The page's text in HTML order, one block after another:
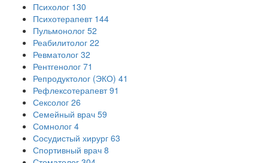
Психолог 130
Психотерапевт 144
Пульмонолог 52
Реабилитолог 22
Ревматолог 32
Рентгенолог 71
Репродуктолог (ЭКО) 41
Рефлексотерапевт 91
Сексолог 26
Семейный врач 59
Сомнолог 4
Сосудистый хирург 63
Спортивный врач 8